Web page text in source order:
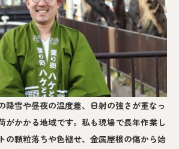
降雪や昼夜の温度差、日射の強さが重なっ
がかかる地域です。私も現場で長年作業し
の顆粒落ちや色褪せ、金属屋根の傷から始